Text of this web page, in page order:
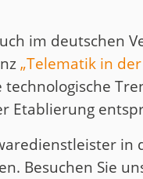
im deutschen
„Telematik in
Etablierung
Besuchen Sie